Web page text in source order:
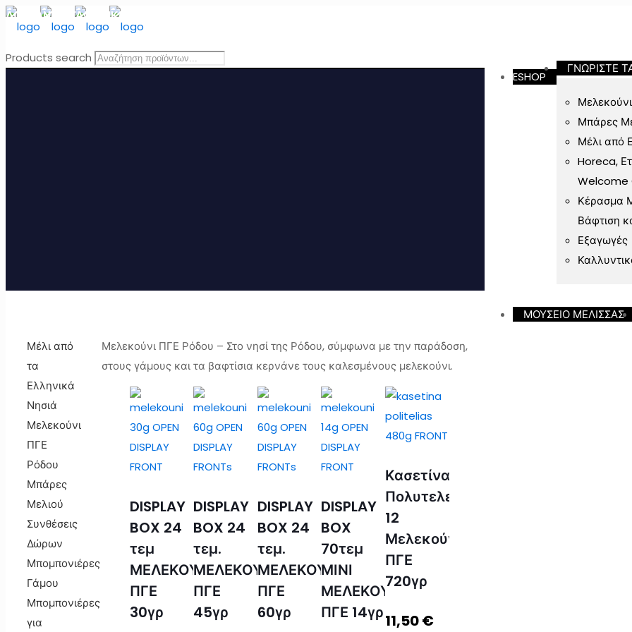
ΔΩΡΕΑΝ ΜΕΤΑΦΟΡΙΚΑ
ESHOP
ΓΝΩΡΙΣΤΕ
Μπάρες
Μέλι από
Horeca,
Welcome
Κέρασμα
Βάφτιση
Εξαγωγές
ΜΟΥΣΕΙΟ ΜΕΛΙΣΣΑΣ
Products search
Μελεκούνι ΠΓΕ Ρόδου – Στο νησί της Ρόδου, σύμφωνα με την παράδοση,
στους γάμους και τα βαφτίσια κερνάνε τους καλεσμένους μελεκούνι.
DISPLAY
BOX 24
τεμ
ΜΕΛΕΚΟΥΝΙ
ΠΓΕ
30γρ
DISPLAY
BOX 24
τεμ.
ΜΕΛΕΚΟΥΝΙ
ΠΓΕ
45γρ
DISPLAY
BOX 24
τεμ.
ΜΕΛΕΚΟΥΝΙ
ΠΓΕ
60γρ
DISPLAY
BOX
70τεμ
ΜΙΝΙ
ΜΕΛΕΚΟΥΝΙ
ΠΓΕ 14γρ
Κασετίνα
Πολυτελείας
12
Μελεκούνια
ΠΓΕ
720γρ
11,50€
Μέλι από
τα
Ελληνικά
Νησιά
Μελεκούνι
ΠΓΕ
Ρόδου
Μπάρες
Μελιού
Συνθέσεις
Δώρων
Μπομπονιέρες
Γάμου
Μπομπονιέρες
για